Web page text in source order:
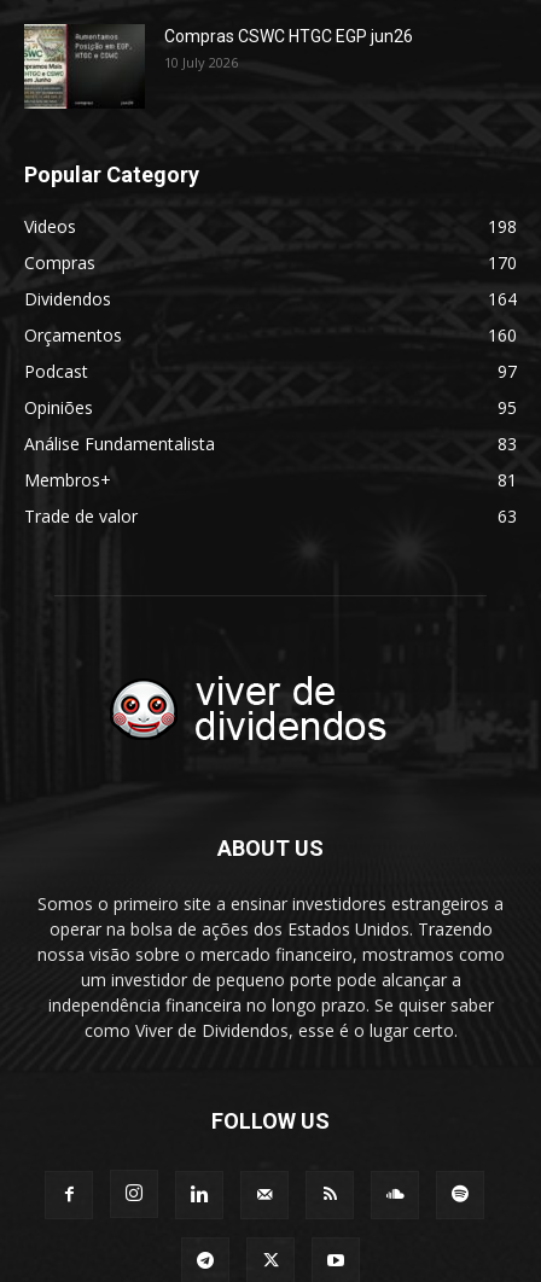
Compras CSWC HTGC EGP jun26
10 July 2026
Popular Category
Videos
198
Compras
170
Dividendos
164
Orçamentos
160
Podcast
97
Opiniões
95
Análise Fundamentalista
83
Membros+
81
Trade de valor
63
ABOUT US
Somos o primeiro site a ensinar investidores estrangeiros a
operar na bolsa de ações dos Estados Unidos. Trazendo
nossa visão sobre o mercado financeiro, mostramos como
um investidor de pequeno porte pode alcançar a
independência financeira no longo prazo. Se quiser saber
como Viver de Dividendos, esse é o lugar certo.
FOLLOW US